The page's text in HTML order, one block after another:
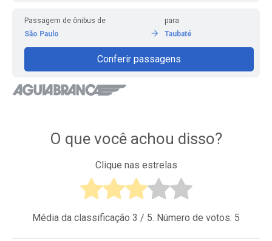
Passagem de ônibus de
São Paulo
para
Taubaté
Conferir passagens
O que você achou disso?
Clique nas estrelas
Média da classificação 3 / 5. Número de votos: 5